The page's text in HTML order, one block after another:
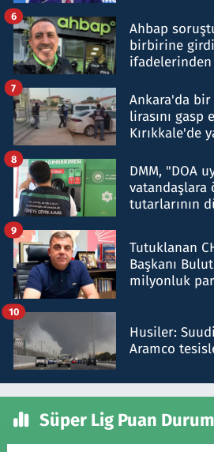
Ahbap
birbirine
ifadelerinden
6
Ankara'da
lirasını gasp
Kırıkkale'de
7
DMM, "DOA
vatandaşlara
tutarlarının
8
Tutuklanan
Başkanı
milyonluk
9
Husiler:
Aramco
10
Süper Lig Puan